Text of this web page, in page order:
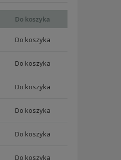
Do koszyka